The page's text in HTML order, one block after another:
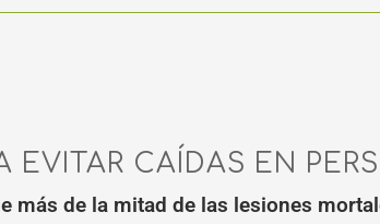
EVITAR CAÍDAS EN
más de la mitad de las lesiones